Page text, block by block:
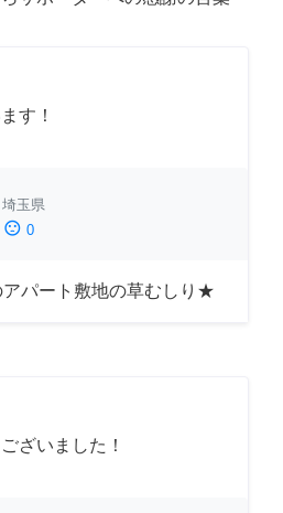
す！
埼玉県
sentiment_dissatisfied 0
パート敷地の草むしり★
ざいました！